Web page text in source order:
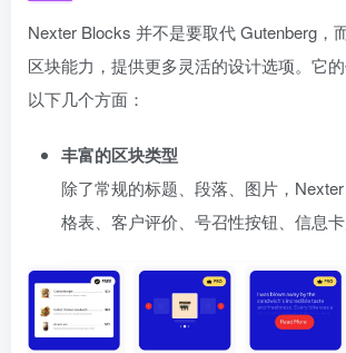
Nexter Blocks 并不是要取代 Gutenberg，
区块能力，提供更多灵活的设计选项。它
以下几个方面：
丰富的区块类型
除了常规的标题、段落、图片，
格表、客户评价、号召性按钮、信息卡